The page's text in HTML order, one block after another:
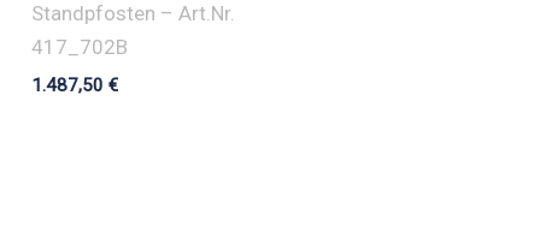
Standpfosten – Art.Nr.
417_702B
1.487,50€